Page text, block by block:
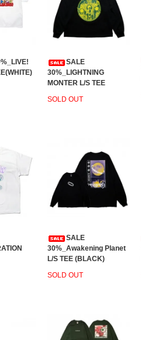
SALE
30%_LIGHTNING
MONTER L/S TEE
SOLD OUT
SALE
30%_Awakening Planet
L/S TEE (BLACK)
SOLD OUT